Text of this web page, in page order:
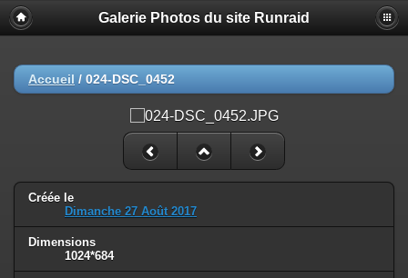
Galerie Photos du site Runraid
Accueil / 024-DSC_0452
Créée le
Dimanche 27 Août 2017
Dimensions
1024*684